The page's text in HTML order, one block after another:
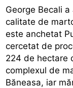
George Becali
calitate de
este anchetat
cercetat de
224 de hectare
complexul de
Băneasa, iar